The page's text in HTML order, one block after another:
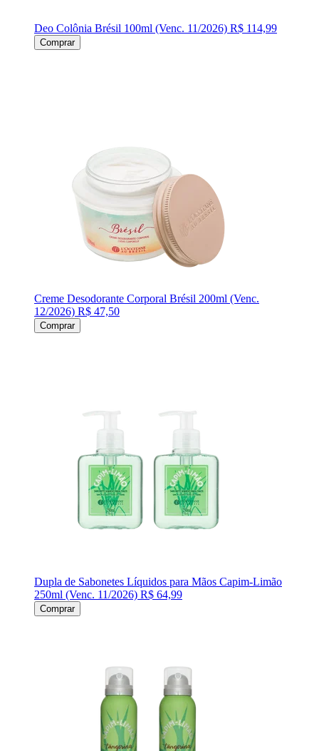
Deo Colônia Brésil 100ml (Venc. 11/2026) R$ 114,99
Comprar
Creme Desodorante Corporal Brésil 200ml (Venc.
12/2026) R$ 47,50
Comprar
Dupla de Sabonetes Líquidos para Mãos Capim-Limão
250ml (Venc. 11/2026) R$ 64,99
Comprar